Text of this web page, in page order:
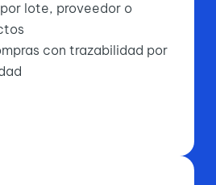
lote, proveedor o
con trazabilidad por